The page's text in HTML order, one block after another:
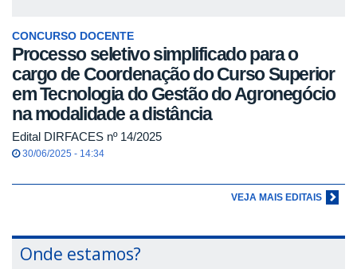
CONCURSO DOCENTE
Processo seletivo simplificado para o
cargo de Coordenação do Curso Superior
em Tecnologia do Gestão do Agronegócio
na modalidade a distância
Edital DIRFACES nº 14/2025
30/06/2025 - 14:34
VEJA MAIS EDITAIS
Onde estamos?